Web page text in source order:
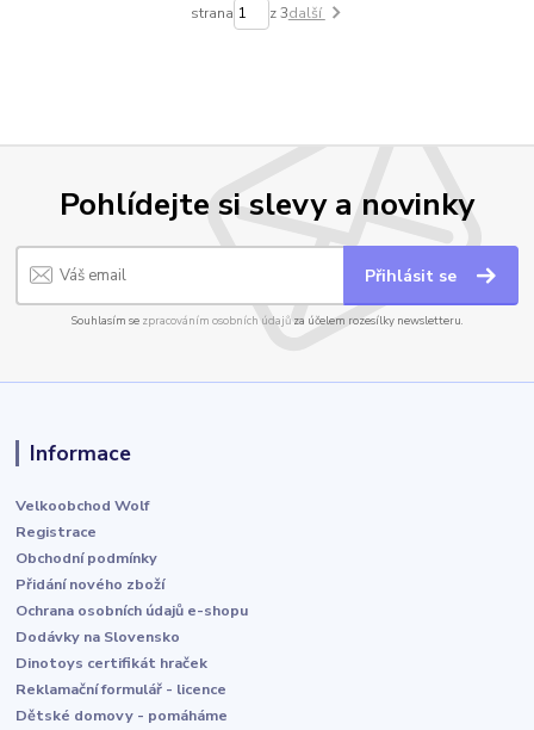
strana z 3další
Pohlídejte si slevy a novinky
Přihlásit se
Souhlasím se zpracováním osobních údajůza účelem rozesílky newsletteru.
Informace
Velkoobchod Wolf
Registrace
Obchodní podmínky
Přidání nového zboží
Ochrana osobních údajů e-shopu
Dodávky na Slovensko
Dinotoys certifikát hraček
Reklamační formulář - licence
Dětské domovy - pomáháme